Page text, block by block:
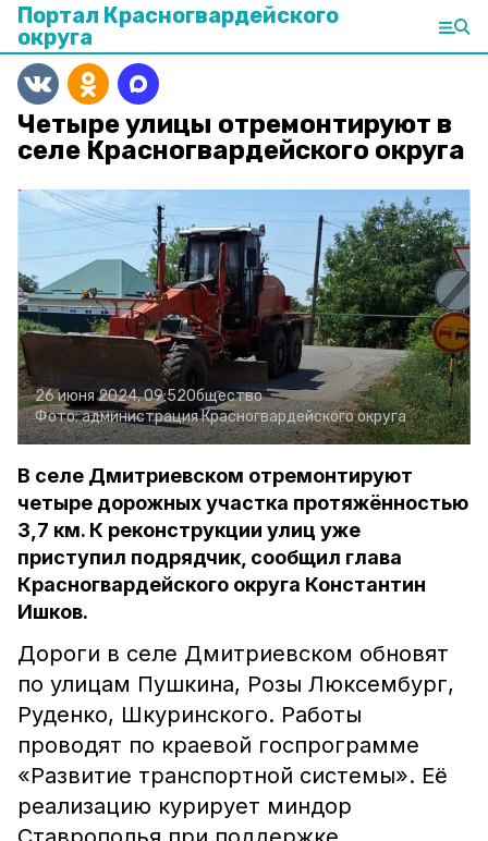
Портал Красногвардейского
округа
Четыре улицы отремонтируют в
селе Красногвардейского округа
26 июня 2024, 09:52Общество
Фото:администрация Красногвардейского округа
В селе Дмитриевском отремонтируют
четыре дорожных участка протяжённостью
3,7 км. К реконструкции улиц уже
приступил подрядчик, сообщил глава
Красногвардейского округа Константин
Ишков.
Дороги в селе Дмитриевском обновят
по улицам Пушкина, Розы Люксембург,
Руденко, Шкуринского. Работы
проводят по краевой госпрограмме
«Развитие транспортной системы». Её
реализацию курирует миндор